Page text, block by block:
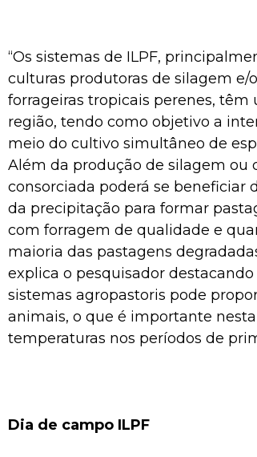
“Os sistemas de ILPF,
culturas produtoras de silagem e/
forrageiras tropicais perenes, têm
região, tendo como objetivo a
meio do cultivo simultâneo de
Além da produção de silagem ou
consorciada poderá se beneficiar
da precipitação para formar
com forragem de qualidade e
maioria das pastagens
explica o pesquisador
sistemas agropastoris pode
animais, o que é importante
temperaturas nos períodos de
Dia de campo ILPF